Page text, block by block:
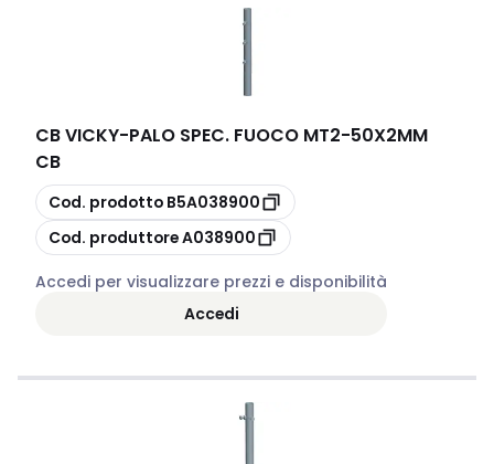
CB VICKY-PALO SPEC. FUOCO MT2-50X2MM
CB
copia
Cod. prodotto B5A038900
copia
Cod. produttoreA038900
Accedi per visualizzare prezzi e disponibilità
Accedi